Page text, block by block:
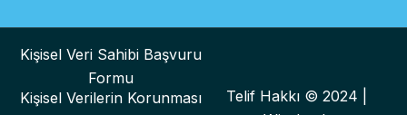
Telif Hakkı © 2024 |
Kişisel Veri Sahibi Başvuru
Formu
Kişisel Verilerin Korunması